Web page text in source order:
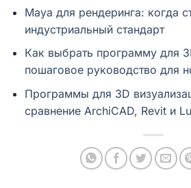
Maya для рендеринга: когда
индустриальный стандарт
Как выбрать программу для
пошаговое руководство для
Программы для 3D
сравнение ArchiCAD, Revit и